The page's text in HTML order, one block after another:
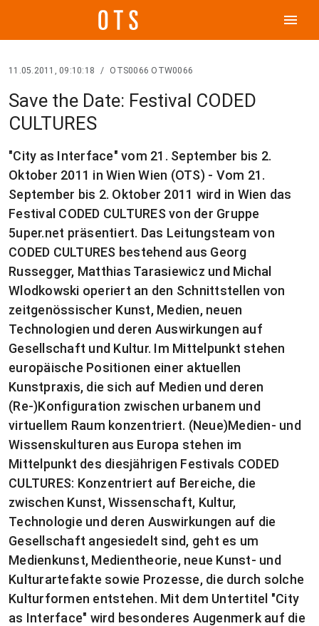
menu
11.05.2011, 09:10:18 / OTS0066 OTW0066
Save the Date: Festival CODED
CULTURES
"City as Interface" vom 21. September bis 2.
Oktober 2011 in Wien Wien (OTS) - Vom 21.
September bis 2. Oktober 2011 wird in Wien das
Festival CODED CULTURES von der Gruppe
5uper.net präsentiert. Das Leitungsteam von
CODED CULTURES bestehend aus Georg
Russegger, Matthias Tarasiewicz und Michal
Wlodkowski operiert an den Schnittstellen von
zeitgenössischer Kunst, Medien, neuen
Technologien und deren Auswirkungen auf
Gesellschaft und Kultur. Im Mittelpunkt stehen
europäische Positionen einer aktuellen
Kunstpraxis, die sich auf Medien und deren
(Re-)Konfiguration zwischen urbanem und
virtuellem Raum konzentriert. (Neue)Medien- und
Wissenskulturen aus Europa stehen im
Mittelpunkt des diesjährigen Festivals CODED
CULTURES: Konzentriert auf Bereiche, die
zwischen Kunst, Wissenschaft, Kultur,
Technologie und deren Auswirkungen auf die
Gesellschaft angesiedelt sind, geht es um
Medienkunst, Medientheorie, neue Kunst- und
Kulturartefakte sowie Prozesse, die durch solche
Kulturformen entstehen. Mit dem Untertitel "City
as Interface" wird besonderes Augenmerk auf die